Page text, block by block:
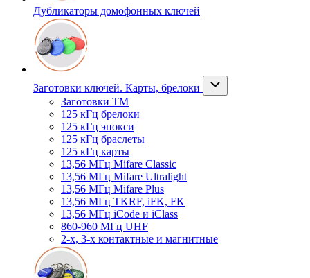
Дубликаторы домофонных ключей
Заготовки ключей. Карты, брелоки
Заготовки ТМ
125 кГц брелоки
125 кГц эпокси
125 кГц браслеты
125 кГц карты
13,56 МГц Mifare Classic
13,56 МГц Mifare Ultralight
13,56 МГц Mifare Plus
13,56 МГц TKRF, iFK, FK
13,56 МГц iCode и iClass
860-960 МГц UHF
2-х, 3-х контактные и магнитные